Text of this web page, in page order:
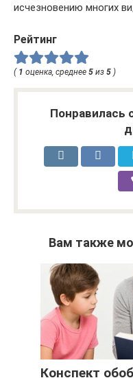
исчезновению многих
Рейтинг
( 1 оценка, среднее 5 из 5 )
Понравилась
Вам также
Конспект